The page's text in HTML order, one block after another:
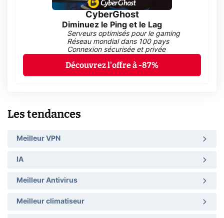
CyberGhost
Diminuez le Ping et le Lag
Serveurs optimisés pour le gaming
Réseau mondial dans 100 pays
Connexion sécurisée et privée
Découvrez l'offre à -87%
Les tendances
Meilleur VPN
IA
Meilleur Antivirus
Meilleur climatiseur